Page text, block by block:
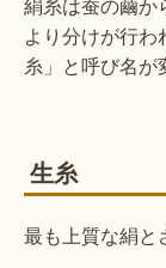
より分けが行
糸」と呼び名が
生糸
最も上質な絹と